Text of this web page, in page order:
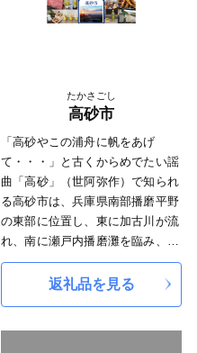
たかさごし
高砂市
「高砂やこの浦舟に帆をあげ
て・・・」と古くからめでたい謡
曲「高砂」（世阿弥作）で知られ
る高砂市は、兵庫県南部播磨平野
の東部に位置し、東に加古川が流
れ、南に瀬戸内播磨灘を臨み、古
くから白砂青松の風光明媚な泊と
して栄えてきました。
返礼品を見る